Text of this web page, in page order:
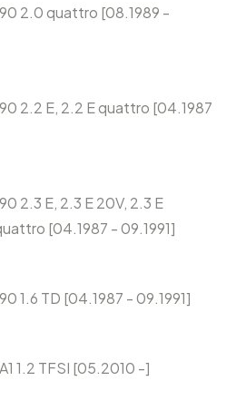
2.0 quattro [08.1989 -
2.2 E, 2.2 E quattro [04.1987
2.3 E, 2.3 E 20V, 2.3 E
[04.1987 - 09.1991]
1.6 TD [04.1987 - 09.1991]
1.2 TFSI [05.2010 -]